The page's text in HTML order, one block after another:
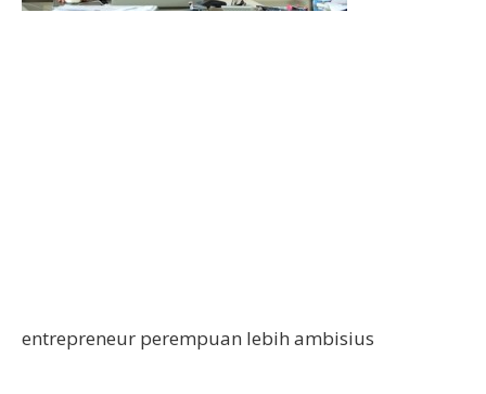
entrepreneur perempuan lebih ambisius